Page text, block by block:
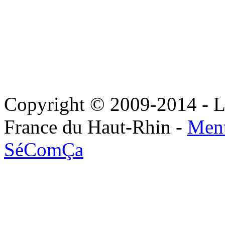
Copyright © 2009-2014 -
France du Haut-Rhin -
SéComÇa